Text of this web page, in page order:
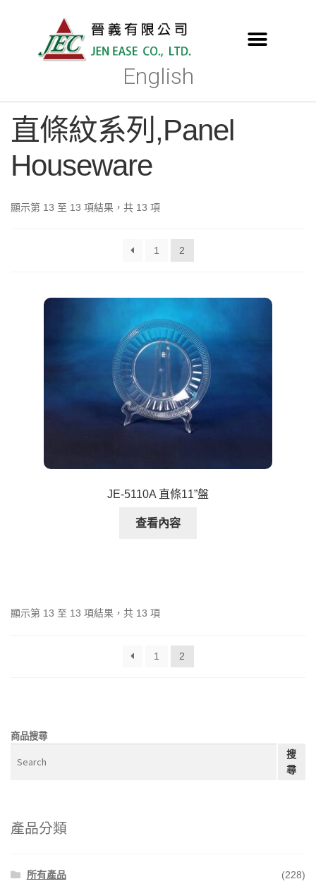
English
直條紋系列,Panel
Houseware
顯示第 13 至 13 項結果，共 13 項
1 2
JE-5110A 直條11”盤
查看內容
顯示第 13 至 13 項結果，共 13 項
1 2
商品搜尋
搜
尋
產品分類
所有產品 (228)